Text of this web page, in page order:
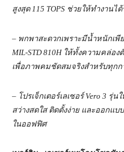
สูงสุด 115 TOPS ช่วยให้ทำงานไ
– พกพาสะดวกเพราะมีน้ำหนักเพี
MIL-STD 810H ให้ทั้งความคล่อง
เพื่อภาพคมชัดสมจริงสำหรับทุกก
– โปรเจ็กเตอร์เลเซอร์Vero 3 รุ่น
สว่างสดใส ติดตั้งง่าย และออกแ
ในออฟฟิศ